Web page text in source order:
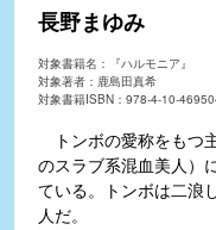
長野まゆみ
対象書籍名：『ハルモニア』
対象著者：鹿島田真希
対象書籍ISBN：978-4-10-
トンボの愛称をもつ
のスラブ系混血美人）
ている。トンボは二浪
人だ。